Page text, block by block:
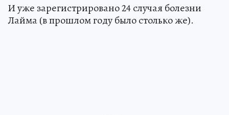
И уже зарегистрировано 24 случая болезни
Лайма (в прошлом году было столько же).